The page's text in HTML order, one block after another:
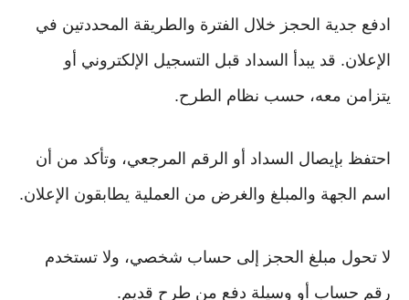
ادفع جدية الحجز خلال الفترة والطريقة المحددتين في
الإعلان. قد يبدأ السداد قبل التسجيل الإلكتروني أو
يتزامن معه، حسب نظام الطرح.
احتفظ بإيصال السداد أو الرقم المرجعي، وتأكد من أن
اسم الجهة والمبلغ والغرض من العملية يطابقون الإعلان.
لا تحول مبلغ الحجز إلى حساب شخصي، ولا تستخدم
رقم حساب أو وسيلة دفع من طرح قديم.